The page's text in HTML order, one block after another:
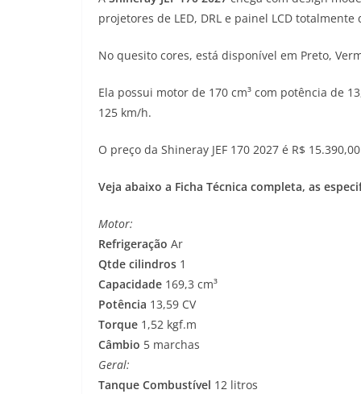
s
A
p
g
r
b
o
t
e
r
L
i
projetores de LED, DRL e painel LCD totalmente
No quesito cores, está disponível em Preto,
Ela possui motor de 170 cm³ com potência de
125 km/h.
O preço da Shineray JEF 170 2027 é R$
Veja abaixo a Ficha Técnica completa, as
Motor:
Refrigeração Ar
Qtde cilindros 1
Capacidade 169,3 cm³
Potência 13,59 CV
Torque 1,52 kgf.m
Câmbio 5 marchas
Geral:
Tanque Combustível 12 litros